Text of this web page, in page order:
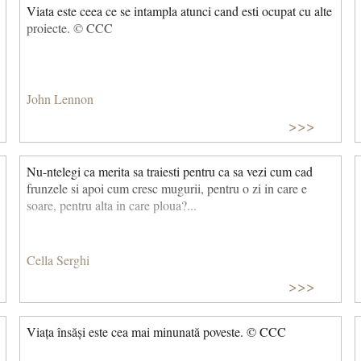
Viata este ceea ce se intampla atunci cand esti ocupat cu alte
proiecte. © CCC
John Lennon
>>>
Nu-ntelegi ca merita sa traiesti pentru ca sa vezi cum cad
frunzele si apoi cum cresc mugurii, pentru o zi in care e
soare, pentru alta in care ploua?...
Cella Serghi
>>>
Viața însăși este cea mai minunată poveste. © CCC